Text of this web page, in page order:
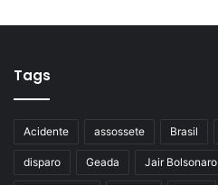
Tags
Acidente assossete Brasil
disparo Geada Jair Bolsonaro